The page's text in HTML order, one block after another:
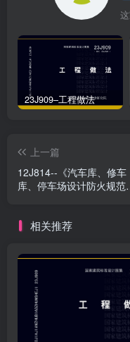
23J909–工程做法
上一篇
12J814--《汽车库、修车
库、停车场设计防火规范
相关推荐